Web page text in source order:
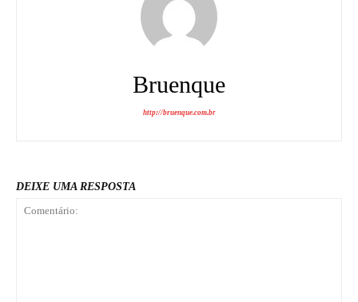
Bruenque
http://bruenque.com.br
DEIXE UMA RESPOSTA